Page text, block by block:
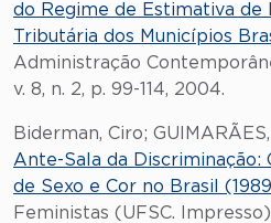
do Regime de Estimativa de
Tributária dos Municípios
Administração
v. 8, n. 2, p. 99-114, 2004.
Biderman, Ciro;
Ante-Sala da
de Sexo e Cor no Brasil
Feministas (UFSC.